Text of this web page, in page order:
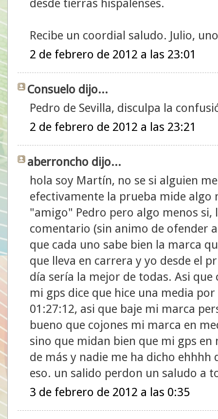
desde tierras hispalenses.
Recibe un coordial saludo. Julio,
2 de febrero de 2012 a las 23:01
Consuelo dijo...
Pedro de Sevilla, disculpa la
2 de febrero de 2012 a las 23:21
aberroncho dijo...
hola soy Martín, no se si alguien
efectivamente la prueba mide algo
"amigo" Pedro pero algo menos si,
comentario (sin animo de ofender
que cada uno sabe bien la marca
que lleva en carrera y yo desde el
día sería la mejor de todas. Asi que
mi gps dice que hice una media
01:27:12, asi que baje mi marca
bueno que cojones mi marca en
sino que midan bien que mi gps
de más y nadie me ha dicho ehhhh
eso. un salido perdon un saludo a
3 de febrero de 2012 a las 0:35